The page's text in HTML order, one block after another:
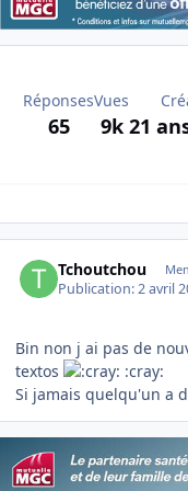
Réponses
65
Vues
9k 21
Tchoutchou
Publication:2 avril
Bin non j ai pas de
textos
:cray:
Si jamais quelqu'un a